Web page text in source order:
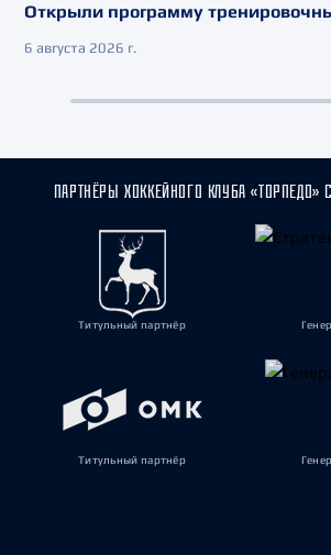
Открыли программу
6 августа 2026 г.
ПАРТНЁРЫ ХОККЕЙНОГО КЛУБА «ТОРПЕДО»
Титульный партнёр
Титульный партнёр